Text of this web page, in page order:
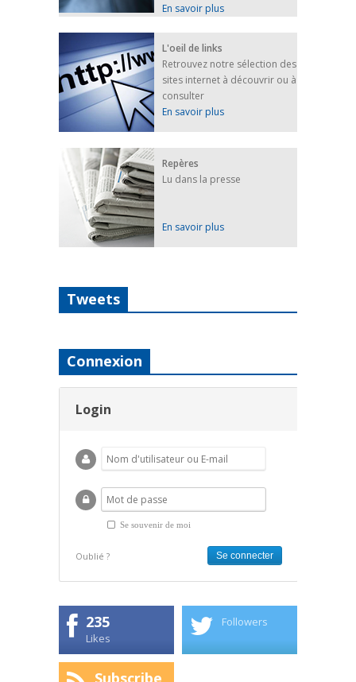
En savoir plus
L'oeil de links
Retrouvez notre sélection des
sites internet à découvrir ou à
consulter
En savoir plus
Repères
Lu dans la presse
En savoir plus
Tweets
Connexion
Login
Se souvenir de moi
Oublié ?
235
Likes
Followers
Subscribe